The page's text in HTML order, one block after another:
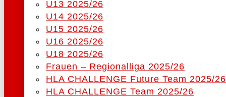
U13 2025/26
U14 2025/26
U15 2025/26
U16 2025/26
U18 2025/26
Frauen – Regionalliga 2025/26
HLA CHALLENGE Future Team 2025/26
HLA CHALLENGE Team 2025/26